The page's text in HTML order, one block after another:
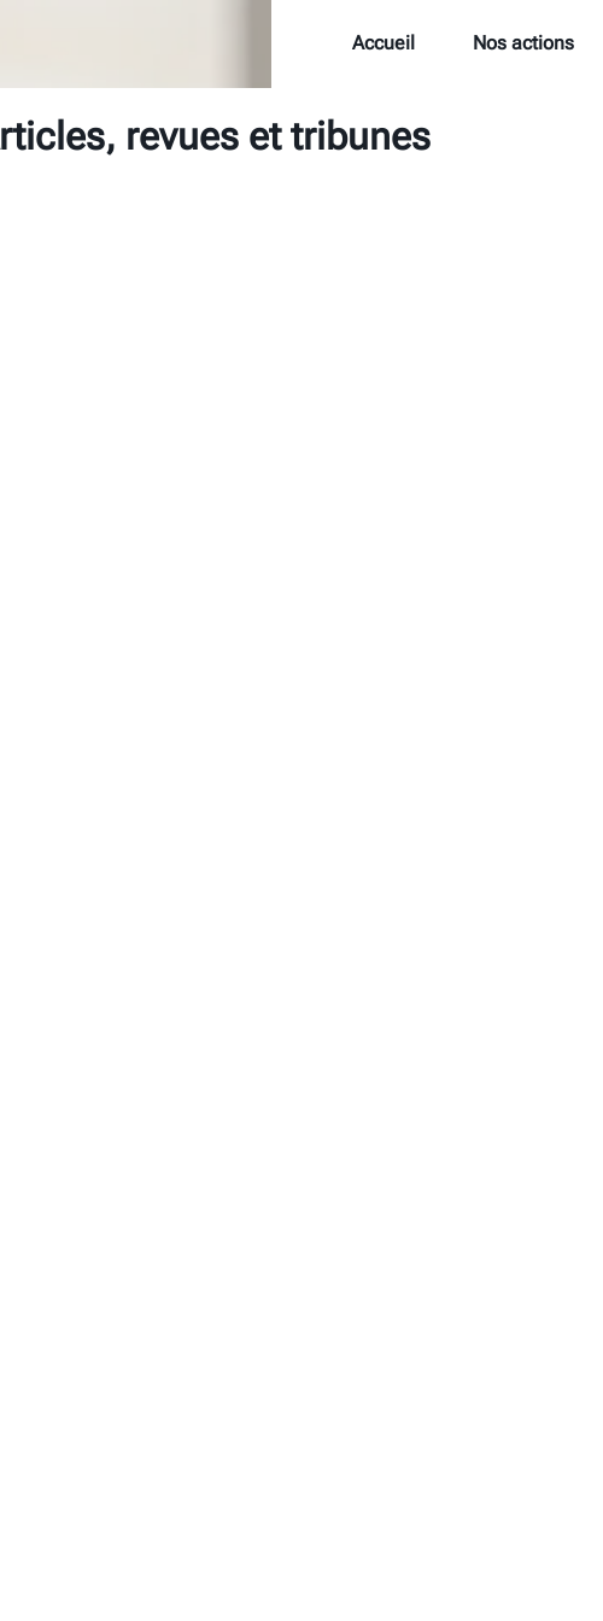
Accueil Nos actions
revues et tribunes